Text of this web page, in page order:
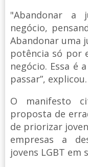
"Abandonar a
negócio,
Abandonar uma
potência só por
negócio. Essa é
passar”, explicou.
O manifesto
proposta de
de priorizar
empresas a
jovens LGBT em